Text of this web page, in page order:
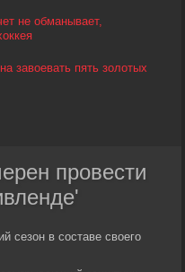
не обманывает,
завоевать пять золотых
провести
сезон в составе своего